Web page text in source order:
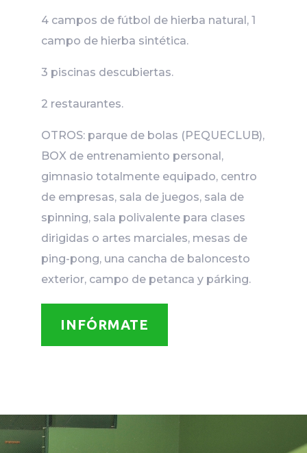
4 campos de fútbol de hierba natural, 1
campo de hierba sintética.
3 piscinas descubiertas.
2 restaurantes.
OTROS: parque de bolas (PEQUECLUB),
BOX de entrenamiento personal,
gimnasio totalmente equipado, centro
de empresas, sala de juegos, sala de
spinning, sala polivalente para clases
dirigidas o artes marciales, mesas de
ping-pong, una cancha de baloncesto
exterior, campo de petanca y párking.
INFÓRMATE